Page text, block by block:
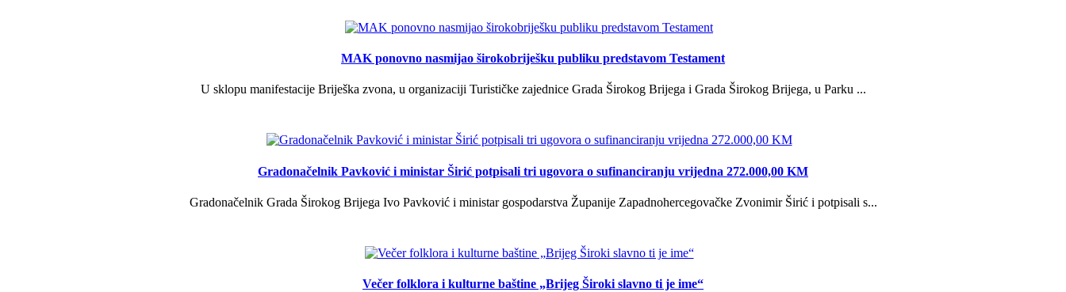
MAK ponovno nasmijao širokobriješku publiku predstavom Testament
U sklopu manifestacije Briješka zvona, u organizaciji Turističke zajednice Grada Širokog Brijega i Grada Širokog Brijega, u Parku ...
Gradonačelnik Pavković i ministar Širić potpisali tri ugovora o sufinanciranju vrijedna 272.000,00 KM
Gradonačelnik Grada Širokog Brijega Ivo Pavković i ministar gospodarstva Županije Zapadnohercegovačke Zvonimir Širić i potpisali s...
Večer folklora i kulturne baštine „Brijeg Široki slavno ti je ime“